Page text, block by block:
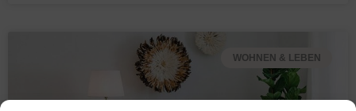
WOHNEN & LEBEN